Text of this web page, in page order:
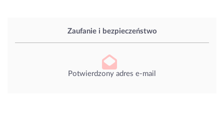
Zaufanie i bezpieczeństwo
Potwierdzony adres e-mail